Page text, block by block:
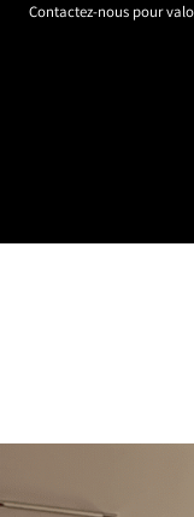
Contactez-nous pour